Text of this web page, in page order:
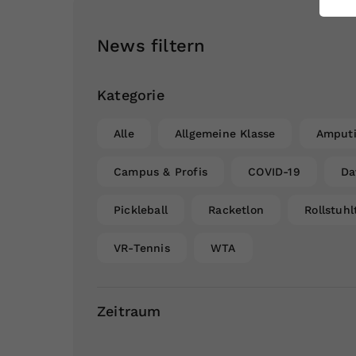
News filtern
Kategorie
Alle Allgemeine Klasse
Campus & Profis COVID-19
Pickleball Racketlon
VR-Tennis WTA
Zeitraum